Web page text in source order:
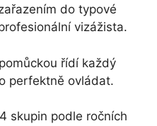
do typové
vizážista.
řídí každý
perfektně ovládat.
skupin podle ročních